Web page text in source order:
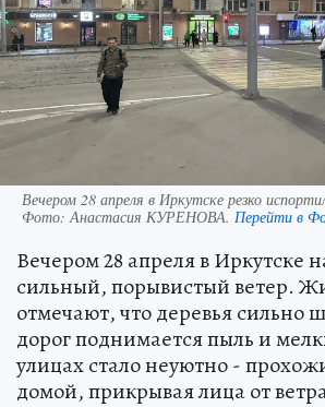
Вечером 28 апреля в Иркутске резко
Фото: Анастасия КУРЕНОВА. Перейти в
Вечером 28 апреля в Иркутске
сильный, порывистый ветер.
отмечают, что деревья сильно
дорог поднимается пыль и
улицах стало неуютно -
домой, прикрывая лица от